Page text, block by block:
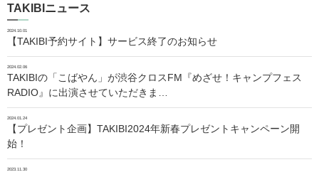
TAKIBIニュース
2024.10.01
【TAKIBI予約サイト】サービス終了のお知らせ
2024.02.06
TAKIBIの「こばやん」が渋谷クロスFM『めざせ！キャンプフェス
RADIO』に出演させていただきま…
2024.01.24
【プレゼント企画】TAKIBI2024年新春プレゼントキャンペーン開
始！
2023.11.30